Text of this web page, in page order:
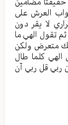
العرش على
لا يقر دون
تقول الهي ما
متعرض ولكن
كلما طال
ربي قل ربي آن